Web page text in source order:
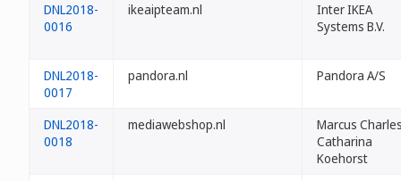
DNL2018-
0016
ikeaipteam.nl
Inter IKEA
Systems B.V.
DNL2018-
0017
pandora.nl Pandora A/S
DNL2018-
0018
mediawebshop.nl
Marcus
Catharina
Koehorst